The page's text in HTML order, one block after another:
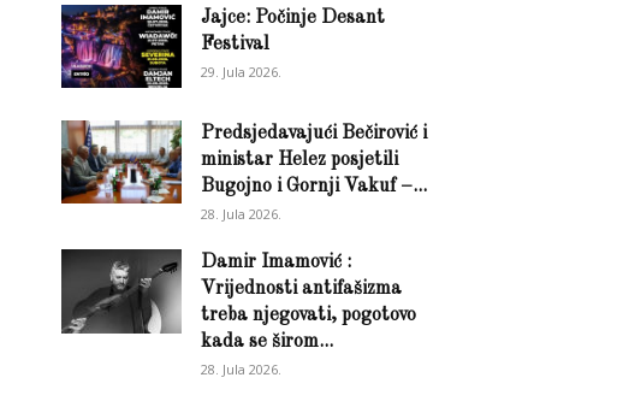
Jajce: Počinje Desant
Festival
29. Jula 2026.
Predsjedavajući Bečirović i
ministar Helez posjetili
Bugojno i Gornji Vakuf –...
28. Jula 2026.
Damir Imamović :
Vrijednosti antifašizma
treba njegovati, pogotovo
kada se širom...
28. Jula 2026.